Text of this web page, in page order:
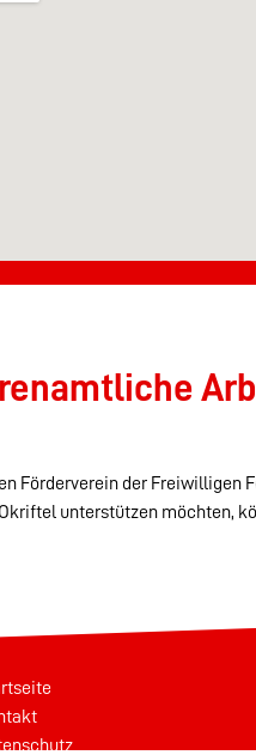
Förderverein der Freiwilligen
unterstützen möchten,